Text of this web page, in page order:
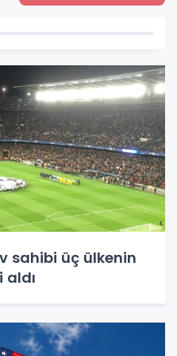
sahibi üç ülkenin